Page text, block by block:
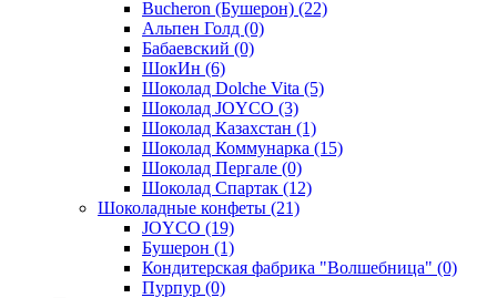
Bucheron (Бушерон) (22)
Альпен Голд (0)
Бабаевский (0)
ШокИн (6)
Шоколад Dolche Vita (5)
Шоколад JOYCO (3)
Шоколад Казахстан (1)
Шоколад Коммунарка (15)
Шоколад Пергале (0)
Шоколад Спартак (12)
Шоколадные конфеты (21)
JOYCO (19)
Бушерон (1)
Кондитерская фабрика "Волшебница" (0)
Пурпур (0)